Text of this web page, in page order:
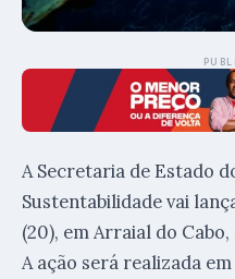
A Secretaria de Estado
Sustentabilidade vai
(20), em Arraial do
A ação será realizada